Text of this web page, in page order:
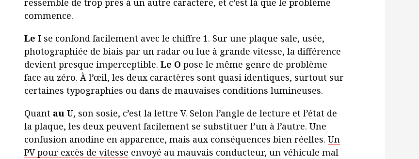
ressemble de trop près à un autre caractère, et c’est là que le problème
commence.
Le Ise confond facilement avec le chiffre 1. Sur une plaque sale, usée,
photographiée de biais par un radar ou lue à grande vitesse, la différence
devient presque imperceptible. Le O pose le même genre de problème
face au zéro. À l’œil, les deux caractères sont quasi identiques, surtout sur
certaines typographies ou dans de mauvaises conditions lumineuses.
Quant au U, son sosie, c’est la lettre V. Selon l’angle de lecture et l’état de
la plaque, les deux peuvent facilement se substituer l’un à l’autre. Une
confusion anodine en apparence, mais aux conséquences bien réelles. Un
PV pour excès de vitesse envoyé au mauvais conducteur, un véhicule mal